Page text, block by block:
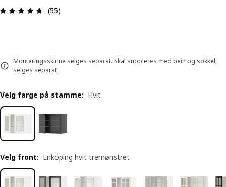
Produktomtale: 4.7 ingen kundevurdering 5
(55)
Monteringsskinne selges separat. Skal suppleres med bein og sokkel,
selges separat.
Velg farge på stamme: Hvit
Velg front: Enköping hvit tremønstret